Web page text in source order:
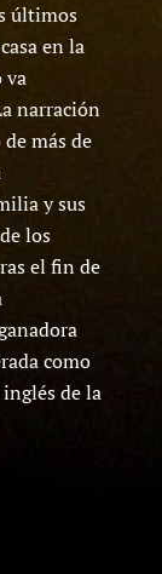
últimos
en la
va
narración
más de
y sus
los
el fin de
como
de la